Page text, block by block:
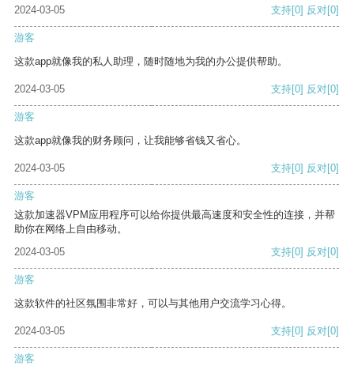
2024-03-05 支持[0] 反对[0]
游客
这款app就像我的私人助理，随时随地为我的办公提供帮助。
2024-03-05 支持[0] 反对[0]
游客
这款app就像我的财务顾问，让我能够省钱又省心。
2024-03-05 支持[0] 反对[0]
游客
这款加速器VPM应用程序可以给你提供最高速度和安全性的连接，并帮
助你在网络上自由移动。
2024-03-05
支持[0] 反对[0]
游客
这款软件的社区氛围非常好，可以与其他用户交流学习心得。
2024-03-05 支持[0] 反对[0]
游客